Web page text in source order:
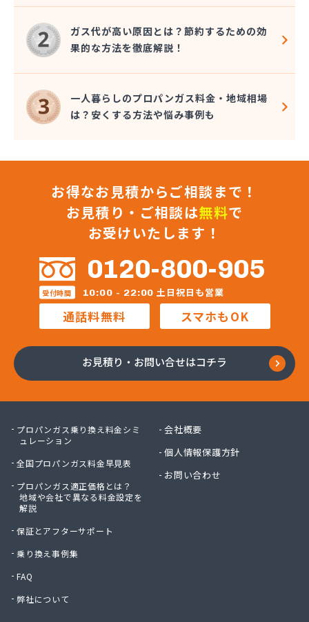
黒潮 エネルギー事業部
腰山商店
坂下商店
坂口プロパン商店
三重コープ産業 久居営業所
三重コープ産業 多度営業所
三重プロパン
三重ライフエナジー
三重石商事
三重石商事 伊勢営業所
三重石商事 桑名営業所
三重石商事 鈴鹿営業所
三重村屋
三重中央農業協同組合
三重中央農業協同組合 美杉支店
三重品川産業
三太屋商店
山宗
山大プロパン
山中プロパン店
山中燃料店
山半商店
山本商店
山野商店
市川プロパン
糸見石油店
糸谷商店
ガス代が高い原因とは？節約するための効
果的な方法を徹底解説！
一人暮らしのプロパンガス料金・地域相場
は？安くする方法や悩み事例も
お得なお見積からご相談まで！
お見積り・ご相談は無料で
お受けいたします！
0120-800-905
受付時間 10:00 - 22:00 土日祝日も営業
通話料無料 スマホもOK
お見積り・お問い合せはコチラ
プロパンガス乗り換え料金シミ
ュレーション
全国プロパンガス料金早見表
プロパンガス適正価格とは？
地域や会社で異なる料金設定を
解説
保証とアフターサポート
乗り換え事例集
FAQ
弊社について
会社概要
個人情報保護方針
お問い合わせ